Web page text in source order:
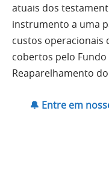
atuais dos
instrumento a uma
custos operacionais
cobertos pelo
Reaparelhamento
🔔 Entre em